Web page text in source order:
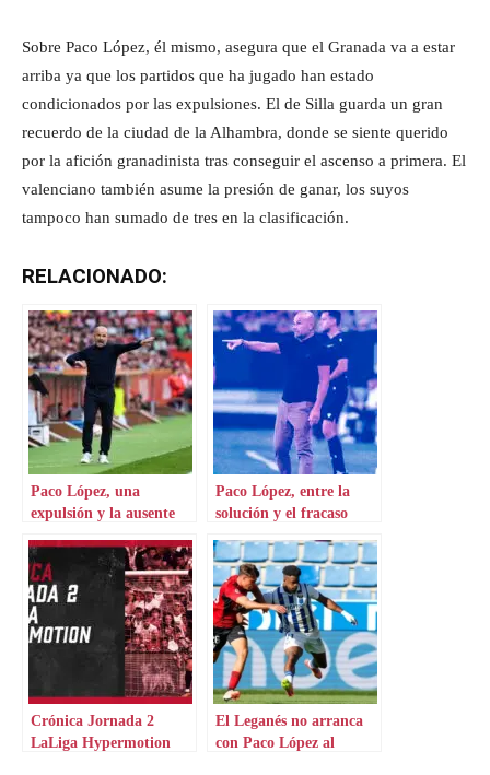
Sobre Paco López, él mismo, asegura que el Granada va a estar
arriba ya que los partidos que ha jugado han estado
condicionados por las expulsiones. El de Silla guarda un gran
recuerdo de la ciudad de la Alhambra, donde se siente querido
por la afición granadinista tras conseguir el ascenso a primera. El
valenciano también asume la presión de ganar, los suyos
tampoco han sumado de tres en la clasificación.
RELACIONADO:
Paco López, una
expulsión y la ausente
Paco López, entre la
solución y el fracaso
Crónica Jornada 2
LaLiga Hypermotion
El Leganés no arranca
con Paco López al